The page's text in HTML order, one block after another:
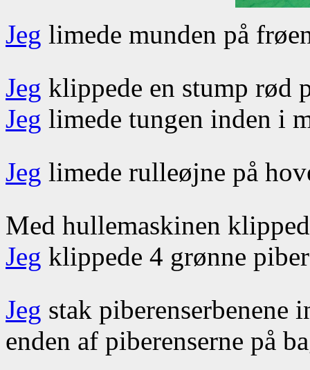
Jeg limede munden på
Jeg klippede en stump rød
Jeg limede tungen inden i
Jeg limede rulleøjne på
Med hullemaskinen
Jeg klippede 4 grønne
Jeg stak piberenserbenene
enden af piberenserne på